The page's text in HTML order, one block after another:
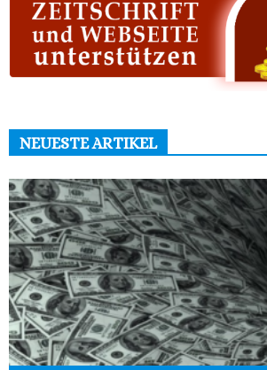
NEUESTE ARTIKEL